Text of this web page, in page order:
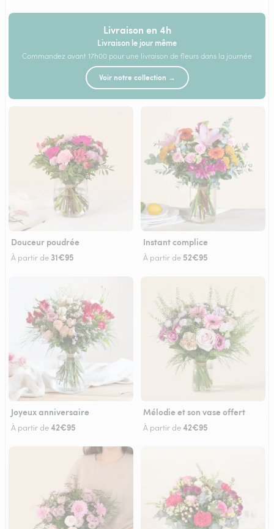
Livraison en 4h
Livraison le jour même
Commandez avant 17h00 pour une livraison de fleurs dans la journée
Voir notre collection →
Douceur poudrée
À partir de 31€95
Instant complice
À partir de 52€95
Joyeux anniversaire
À partir de42€95
Mélodie et son vase offert
À partir de42€95